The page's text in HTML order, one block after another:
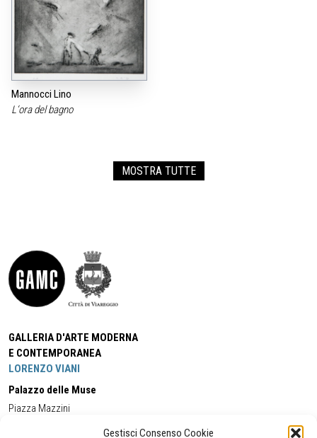
Gestisci Consenso Cookie
Mannocci Lino
L‘ora del bagno
MOSTRA TUTTE
GALLERIA D'ARTE MODERNA
E CONTEMPORANEA
LORENZO VIANI
Palazzo delle Muse
Piazza Mazzini